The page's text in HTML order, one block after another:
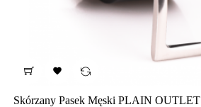

Skórzany Pasek Męski PLAIN OUTLET